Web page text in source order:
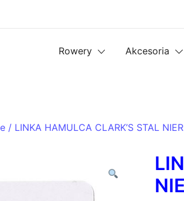
Rowery Akcesoria
/ LINKA HAMULCA CLARK’S STAL